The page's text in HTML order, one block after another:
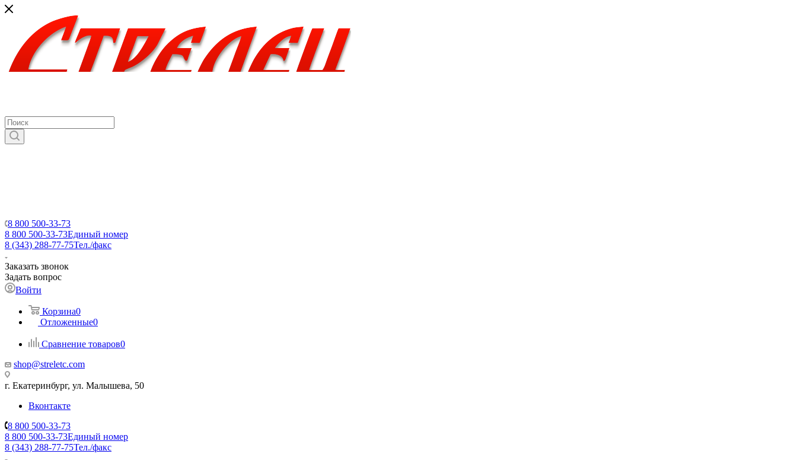
8 800 500-33-73
8 800 500-33-73Единый номер
8 (343) 288-77-75Тел./факс
Заказать звонок
Задать вопрос
Войти
Корзина0
Отложенные0
Сравнение товаров0
shop@streletc.com
г. Екатеринбург, ул. Малышева, 50
Вконтакте
8 800 500-33-73
8 800 500-33-73Единый номер
8 (343) 288-77-75Тел./факс